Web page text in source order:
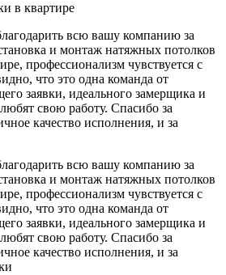
в квартире
всю вашу компанию за
и монтаж натяжных потолков
профессионализм чувствуется с
что это одна команда от
заявки, идеального замерщика и
свою работу. Спасибо за
качество исполнения, и за
всю вашу компанию за
и монтаж натяжных потолков
профессионализм чувствуется с
что это одна команда от
заявки, идеального замерщика и
свою работу. Спасибо за
качество исполнения, и за